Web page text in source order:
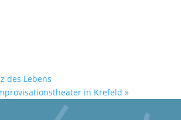
des Lebens
in Krefeld »